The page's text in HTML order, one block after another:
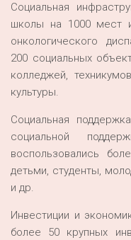
Социальная
школы на 1000 мест
онкологического
200 социальных
колледжей,
культуры.
Социальная
социальной
воспользовались
детьми, студенты,
и др.
Инвестиции и
более 50 крупных